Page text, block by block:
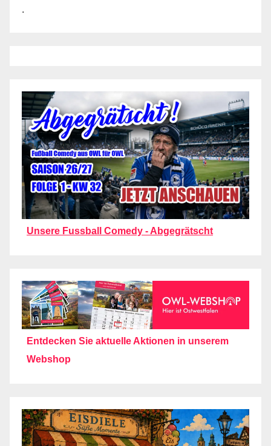
.
Unsere Fussball Comedy - Abgegrätscht
Entdecken Sie aktuelle Aktionen in unserem
Webshop